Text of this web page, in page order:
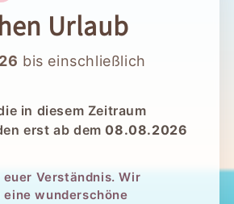
Urlaub
bis einschließlich
in diesem Zeitraum
erst ab dem08.08.2026
Verständnis. Wir
wunderschöne